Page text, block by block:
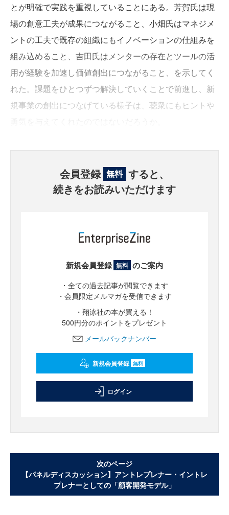
とが明確で実践を重視していることにある。芳賀氏は現
場の創意工夫が成果につながること、小畑氏はマネジメ
ントの工夫で既存の組織にもイノベーションの仕組みを
組み込めること、吉田氏はメンターの存在とツールの活
用が経験を加速し価値創出につながること、を示してく
れた。課題をひとつずつ解決していくことで前進し、新
規事業の創出につなげている様子は、聴衆にもヒントや
会員登録 無料 すると、
続きをお読みいただけます
新規会員登録 無料 のご案内
・全ての過去記事が閲覧できます
・会員限定メルマガを受信できます
・翔泳社の本が買える！
500円分のポイントをプレゼント
メールバックナンバー
新規会員登録 無料
ログイン
次のページ
【パネルディスカッション】アントレプレナー・イントレ
プレナーとしての「顧客開発モデル」